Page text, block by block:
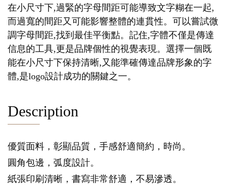
在小尺寸下,過緊的字母間距可能導致文字糊在一起,
而過寬的間距又可能影響整體的連貫性。可以嘗試微
調字母間距,找到最佳平衡點。記住,字體不僅是傳達
信息的工具,更是品牌個性的視覺表現。選擇一個既
能在小尺寸下保持清晰,又能準確傳達品牌形象的字
體,是logo設計成功的關鍵之一。
Description
優質面料，彰顯品質，手感舒適簡約，時尚。
圓角包邊，弧度設計。
紙張印刷清晰，書寫非常舒適，不易滲透。